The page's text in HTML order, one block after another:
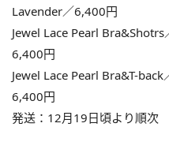
Lavender／6,400円
Jewel Lace Pearl
6,400円
Jewel Lace Pearl Bra&T-
6,400円
発送：12月19日頃より順次